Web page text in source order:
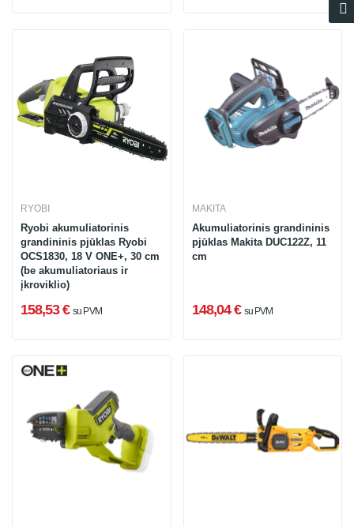
RYOBI
Ryobi akumuliatorinis
grandininis pjūklas Ryobi
OCS1830, 18 V ONE+, 30 cm
(be akumuliatoriaus ir
įkroviklio)
158,53 € su PVM
MAKITA
Akumuliatorinis grandininis
pjūklas Makita DUC122Z, 11
cm
148,04 € su PVM